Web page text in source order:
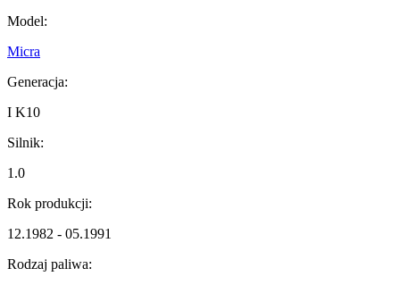
Model:
Micra
Generacja:
I K10
Silnik:
1.0
Rok produkcji:
12.1982 - 05.1991
Rodzaj paliwa: